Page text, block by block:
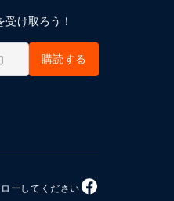
け取ろう！
購読する
ーしてください